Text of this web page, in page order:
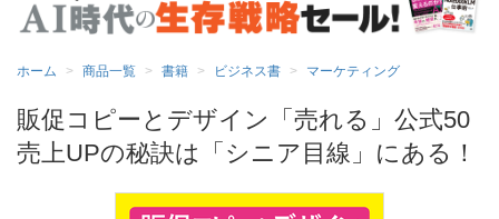
ホーム 商品一覧 書籍 ビジネス書 マーケティング
販促コピーとデザイン「売れる」公式50
売上UPの秘訣は「シニア目線」にある！